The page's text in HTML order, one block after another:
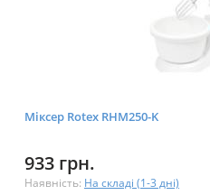
Міксер Rotex RHM250-K
933 грн.
Наявність: На складі (1-3 дні)